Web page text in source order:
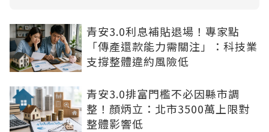
青安3.0利息補貼退場！專家點
「傳產還款能力需關注」：科技業
支撐整體違約風險低
青安3.0排富門檻不必因縣市調
整！顏炳立：北市3500萬上限對
整體影響低